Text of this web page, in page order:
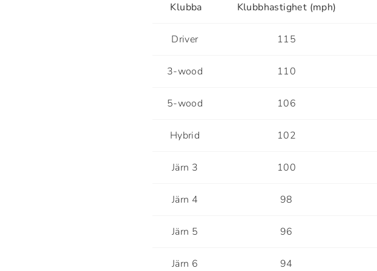
Klubba Klubbhastighet (mph)
Driver 115
3-wood 110
5-wood 106
Hybrid 102
Järn 3 100
Järn 4 98
Järn 5 96
Järn 6 94